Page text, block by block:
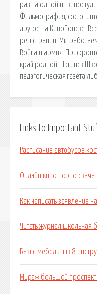
раз на одной из
Фильмография, фото,
другое на КиноПоиске.
регистрации. Мы
Война и армия.
край родной. Ногинск
педагогическая газета
Links to Important
Расписание автобусов
Онлайн кино порно
Как написать заявление
Читать журнал школьная
Базис мебельщик 8
Мираж большой проспект